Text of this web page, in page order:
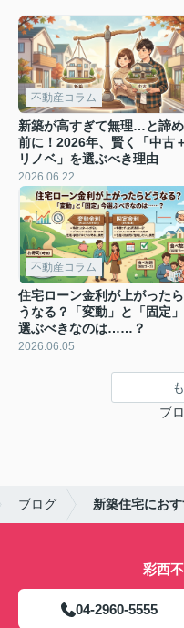
不動産コラム
新築が高すぎて無理…と諦
前に！2026年、賢く「中古
リノベ」を選ぶべき理由
2026.06.22
不動産コラム
住宅ローン金利が上がった
うなる？「変動」と「固定
選ぶべきなのは……？
2026.06.05
ブ
ブログ 新築住宅にお
彩西
04-2960-5555